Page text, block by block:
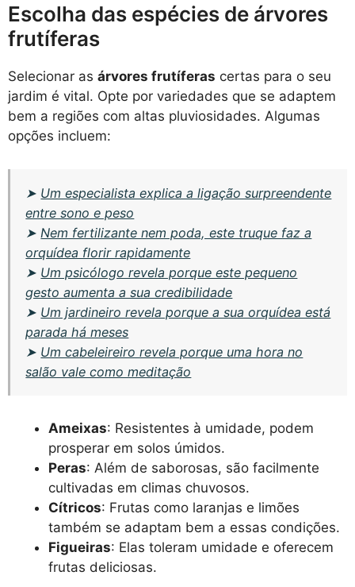
Escolha das espécies de árvores
frutíferas
Selecionar as árvores frutíferas certas para o seu
jardim é vital. Opte por variedades que se adaptem
bem a regiões com altas pluviosidades. Algumas
opções incluem:
➤ Um especialista explica a ligação surpreendente
entre sono e peso
➤ Nem fertilizante nem poda, este truque faz a
orquídea florir rapidamente
➤ Um psicólogo revela porque este pequeno
gesto aumenta a sua credibilidade
➤ Um jardineiro revela porque a sua orquídea está
parada há meses
➤ Um cabeleireiro revela porque uma hora no
salão vale como meditação
Ameixas: Resistentes à umidade, podem
prosperar em solos úmidos.
Peras: Além de saborosas, são facilmente
cultivadas em climas chuvosos.
Cítricos: Frutas como laranjas e limões
também se adaptam bem a essas condições.
Figueiras: Elas toleram umidade e oferecem
frutas deliciosas.